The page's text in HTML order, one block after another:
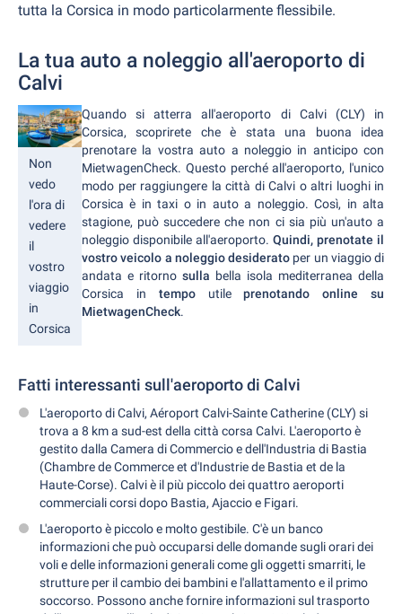
tutta la Corsica in modo particolarmente flessibile.
La tua auto a noleggio all'aeroporto di
Calvi
Non
vedo
l'ora di
vedere
il
vostro
viaggio
in
Corsica
Quando si atterra all'aeroporto di Calvi (CLY) in
Corsica, scoprirete che è stata una buona idea
prenotare la vostra auto a noleggio in anticipo con
MietwagenCheck. Questo perché all'aeroporto, l'unico
modo per raggiungere la città di Calvi o altri luoghi in
Corsica è in taxi o in auto a noleggio. Così, in alta
stagione, può succedere che non ci sia più un'auto a
noleggio disponibile all'aeroporto. Quindi, prenotate il
vostro veicolo a noleggio desiderato per un viaggio di
andata e ritorno sulla bella isola mediterranea della
Corsica in tempoutileprenotando online su
MietwagenCheck.
Fatti interessanti sull'aeroporto di Calvi
L'aeroporto di Calvi, Aéroport Calvi-Sainte Catherine (CLY) si
trova a 8 km a sud-est della città corsa Calvi. L'aeroporto è
gestito dalla Camera di Commercio e dell'Industria di Bastia
(Chambre de Commerce et d'Industrie de Bastia et de la
Haute-Corse). Calvi è il più piccolo dei quattro aeroporti
commerciali corsi dopo Bastia, Ajaccio e Figari.
L'aeroporto è piccolo e molto gestibile. C'è un banco
informazioni che può occuparsi delle domande sugli orari dei
voli e delle informazioni generali come gli oggetti smarriti, le
strutture per il cambio dei bambini e l'allattamento e il primo
soccorso. Possono anche fornire informazioni sul trasporto